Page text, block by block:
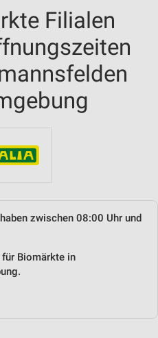
Filialen
zwischen 08:00 Uhr und
Biomärkte in